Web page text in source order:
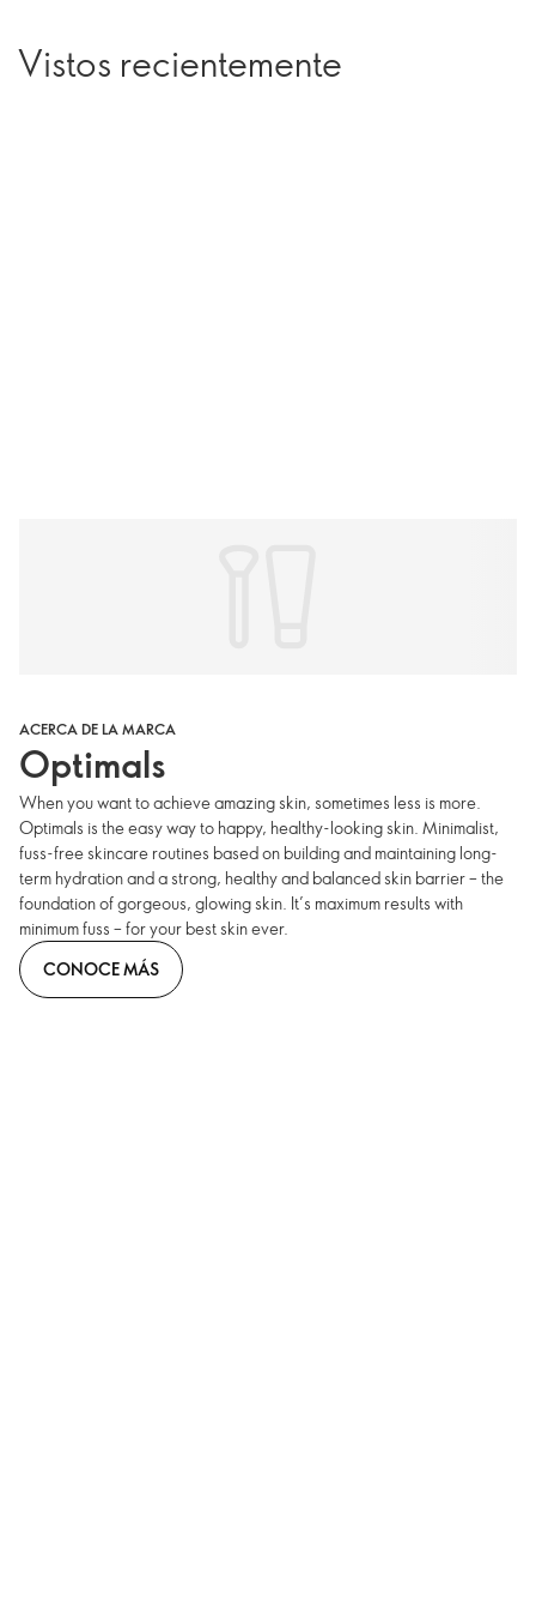
Vistos recientemente
ACERCA DE LA MARCA
Optimals
When you want to achieve amazing skin, sometimes less is more.
Optimals is the easy way to happy, healthy-looking skin. Minimalist,
fuss-free skincare routines based on building and maintaining long-
term hydration and a strong, healthy and balanced skin barrier – the
foundation of gorgeous, glowing skin. It’s maximum results with
minimum fuss – for your best skin ever.
CONOCE MÁS